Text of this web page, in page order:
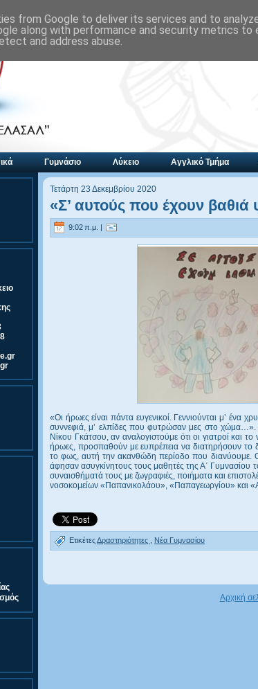
Γυμνάσιο Λύκειο Αγγλικό Τμήμα
Τετάρτη 23 Δεκεμβρίου 2020
«Σ’ αυτούς που έχουν βαθιά
9:02 π.μ. |
«Οι ήρωες είναι πάντα ευγενικοί. Γεννιούνται μ’ ένα
συννεφιά, μ’ ελπίδες που φυτρώσαν μες στο χώμα…».
Νίκου Γκάτσου, αν αναλογιστούμε ότι οι γιατροί και
ήρωες, προσπαθούν με ευπρέπεια να διατηρήσουν το
το φως, αυτή την ακανθώδη περίοδο που διανύουμε.
άφησαν ασυγκίνητους τους μαθητές της Α΄
συναισθήματά τους με ζωγραφιές, ποιήματα και
νοσοκομείων «Παπανικολάου», «Παπαγεωργίου» και
ΕτικέτεςΔραστηριότητες Νέα Γυμνασίου
Αρχική
from Google to deliver its services and to
along with performance and security metrics to
and address abuse.